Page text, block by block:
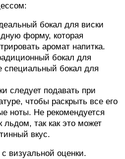
бокал для виски
форму, которая
аромат напитка.
бокал для
специальный бокал для
следует подавать при
чтобы раскрыть все его
ноты. Не рекомендуется
льдом, так как это может
вкус.
визуальной оценки.